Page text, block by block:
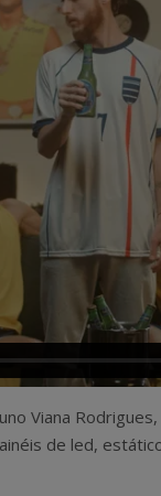
Viana
de led,